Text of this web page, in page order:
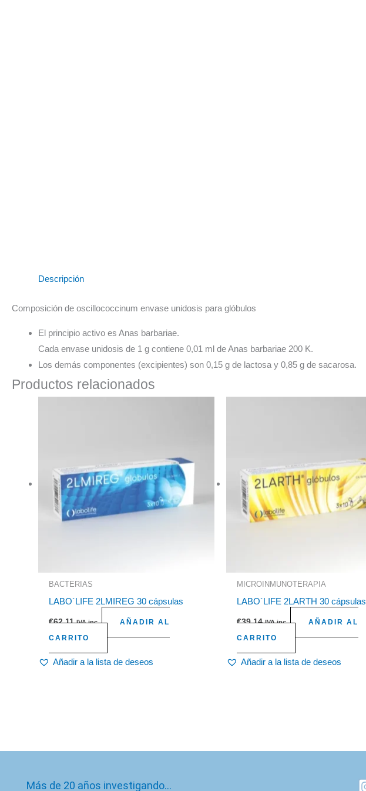
Descripción
Composición de oscillococcinum envase unidosis para glóbulos
El principio activo es Anas barbariae.
Cada envase unidosis de 1 g contiene 0,01 ml de Anas barbariae 200 K.
Los demás componentes (excipientes) son 0,15 g de lactosa y 0,85 g de sacarosa.
Productos relacionados
BACTERIAS
LABO´LIFE 2LMIREG 30 cápsulas
€62,11 IVA inc.
AÑADIR AL
CARRITO
Añadir a la lista de deseos
MICROINMUNOTERAPIA
LABO´LIFE 2LARTH 30 cápsulas
€39,14 IVA inc.
AÑADIR AL
CARRITO
Añadir a la lista de deseos
Más de 20 años investigando…